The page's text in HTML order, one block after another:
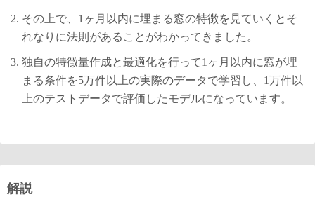
その上で、1ヶ月以内に埋まる窓の特徴を見ていくとそ
れなりに法則があることがわかってきました。
独自の特徴量作成と最適化を行って1ヶ月以内に窓が埋
まる条件を5万件以上の実際のデータで学習し、1万件以
上のテストデータで評価したモデルになっています。
解説